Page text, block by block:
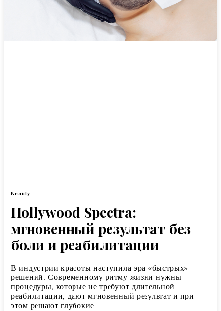
Beauty
Hollywood Spectra:
мгновенный результат без
боли и реабилитации
В индустрии красоты наступила эра «быстрых»
решений. Современному ритму жизни нужны
процедуры, которые не требуют длительной
реабилитации, дают мгновенный результат и при
этом решают глубокие